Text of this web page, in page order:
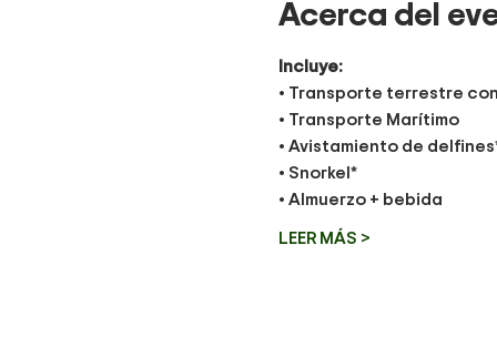
Acerca del
Incluye:
• Transporte terrestre
• Transporte Marítimo
• Avistamiento de
• Snorkel*
• Almuerzo + bebida
LEER MÁS >